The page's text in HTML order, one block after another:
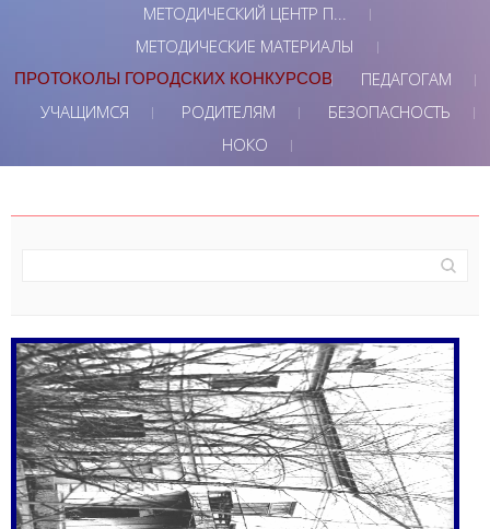
МЕТОДИЧЕСКИЙ ЦЕНТР П...
МЕТОДИЧЕСКИЕ МАТЕРИАЛЫ
ПРОТОКОЛЫ ГОРОДСКИХ КОНКУРСОВ
ПЕДАГОГАМ
УЧАЩИМСЯ
РОДИТЕЛЯМ
БЕЗОПАСНОСТЬ
НОКО